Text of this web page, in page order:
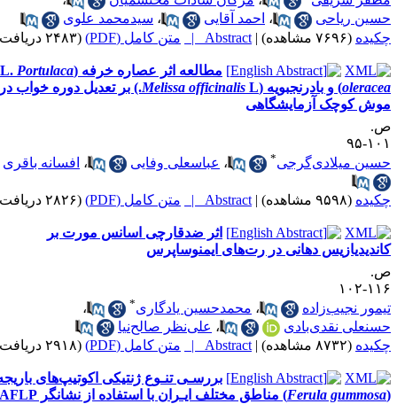
ریاحی
،احمد آقایی ،سید‌محمد علوی
(۷۶۹۶ مشاهده) |
Abstract | متن کامل (PDF) (۲۴۸۳ دریافت)
مطالعه اثر عصاره خرفه (L.Portulaca
) و بادرنجبویه ( Melissa officinalisL.) بر تعدیل‌ دوره‌ خواب‌ در
‌کوچک‌ آزمایشگاهی
میلادی‌گرجی
،عباسعلی وفایی ،افسانه باقری
(۹۵۹۸ مشاهده) |
Abstract | متن کامل (PDF) (۲۸۲۶ دریافت)
اثر ضد‌قارچی اسانس مورت بر
دهانی در رت‌های ایمنوساپرس
نجیب‌زاده
،محمدحسین یادگاری*
،
نقدی‌بادی
،علی‌نظر صالح‌نیا
(۸۷۳۲ مشاهده) |
Abstract | متن کامل (PDF) (۲۹۱۸ دریافت)
بررسـی تنـوع ژنتیکی اکوتیپ‌های باریجه
Ferula) مناطق مختلف ایـران با استفاده از نشانگر AFLP